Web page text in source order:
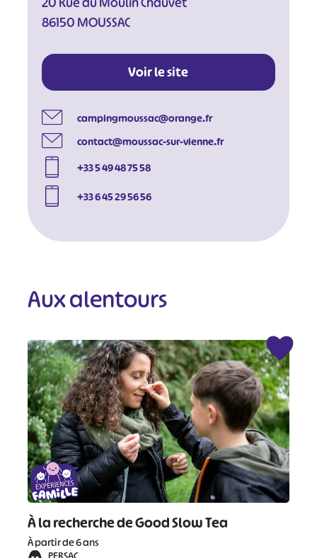
86150 MOUSSAC
Voir le site
campingmoussac@orange.fr
contact@moussac-sur-vienne.fr
+33 5 49 48 75 58
+33 6 45 29 56 56
Aux alentours
À la recherche de Good Slow Tea
À partir de 6 ans